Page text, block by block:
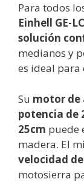
Para todos
Einhell GE-
solución
medianos y
es ideal para
Su motor
potencia de
25cm puede
madera. El
velocidad
motosierra